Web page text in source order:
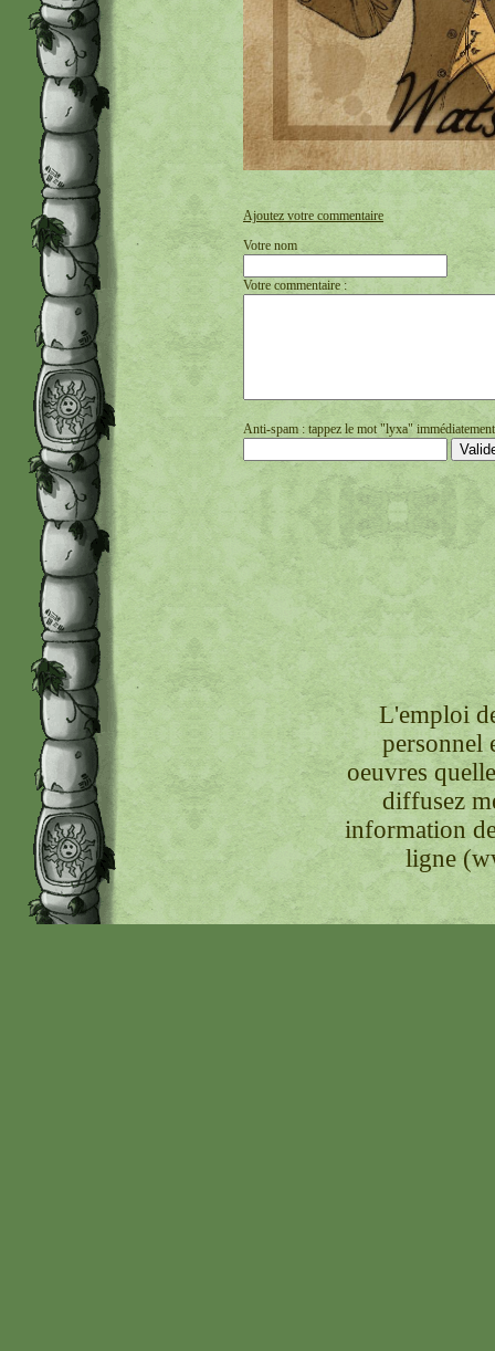
Ajoutez votre commentaire
Votre nom
Votre commentaire :
Anti-spam : tappez le mot "lyxa"
L'emploi
personnel
oeuvres
diffusez
information
ligne